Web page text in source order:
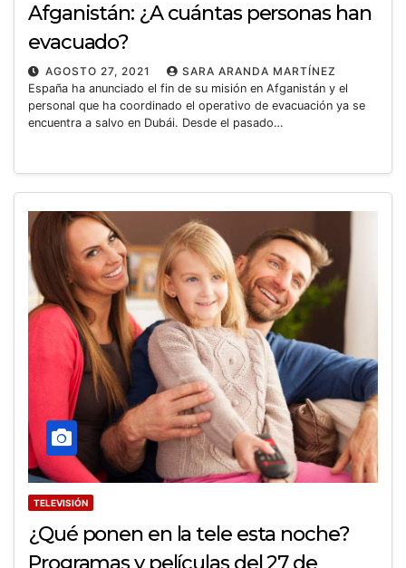
Afganistán: ¿A cuántas personas han
evacuado?
AGOSTO 27, 2021
SARA ARANDA MARTÍNEZ
España ha anunciado el fin de su misión en Afganistán y el
personal que ha coordinado el operativo de evacuación ya se
encuentra a salvo en Dubái. Desde el pasado…
TELEVISIÓN
¿Qué ponen en la tele esta noche?
Programas y películas del 27 de